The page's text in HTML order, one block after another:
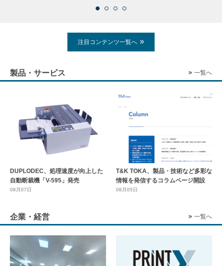
注目コンテンツ一覧へ
製品・サービス 一覧へ
DUPLODEC、処理速度が向上した
自動断裁機「V-595」発売
08月07日
T&K TOKA、製品・技術など多彩な
情報を発信するコラムページ開設
08月05日
企業・経営 一覧へ